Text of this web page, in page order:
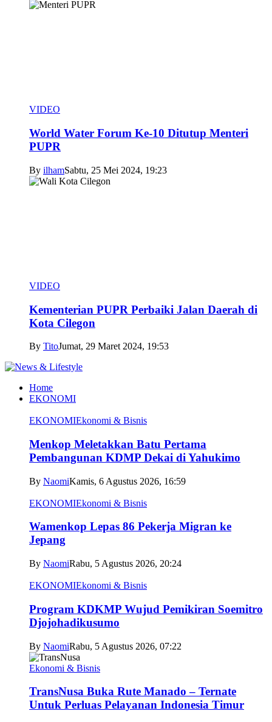
VIDEO
World Water Forum Ke-10 Ditutup Menteri
PUPR
By ilhamSabtu, 25 Mei 2024, 19:23
VIDEO
Kementerian PUPR Perbaiki Jalan Daerah di
Kota Cilegon
By TitoJumat, 29 Maret 2024, 19:53
Home
EKONOMI
EKONOMIEkonomi & Bisnis
Menkop Meletakkan Batu Pertama
Pembangunan KDMP Dekai di Yahukimo
By NaomiKamis, 6 Agustus 2026, 16:59
EKONOMIEkonomi & Bisnis
Wamenkop Lepas 86 Pekerja Migran ke
Jepang
By NaomiRabu, 5 Agustus 2026, 20:24
EKONOMIEkonomi & Bisnis
Program KDKMP Wujud Pemikiran Soemitro
Djojohadikusumo
By NaomiRabu, 5 Agustus 2026, 07:22
Ekonomi & Bisnis
TransNusa Buka Rute Manado – Ternate
Untuk Perluas Pelayanan Indonesia Timur